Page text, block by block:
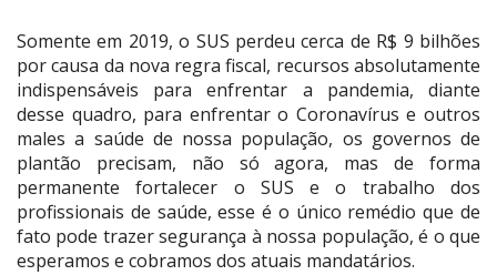
Somente em 2019, o SUS perdeu cerca de R$ 9 bilhões
por causa da nova regra fiscal, recursos absolutamente
indispensáveis para enfrentar a pandemia, diante
desse quadro, para enfrentar o Coronavírus e outros
males a saúde de nossa população, os governos de
plantão precisam, não só agora, mas de forma
permanente fortalecer o SUS e o trabalho dos
profissionais de saúde, esse é o único remédio que de
fato pode trazer segurança à nossa população, é o que
esperamos e cobramos dos atuais mandatários.